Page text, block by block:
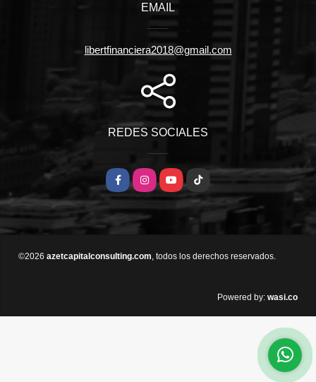
EMAIL
libertfinanciera2018@gmail.com
REDES SOCIALES
FacebookInstagramYouTube
TikTok
©2026 azetcapitalconsulting.com , todos los derechos reservados.
Powered by: wasi.co